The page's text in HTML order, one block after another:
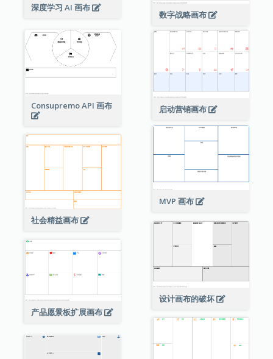
深度学习 AI 画布
数字战略画布
Consupremo API 画布 启动营销画布
MVP 画布
社会精益画布
设计画布的破坏
产品愿景板扩展画布